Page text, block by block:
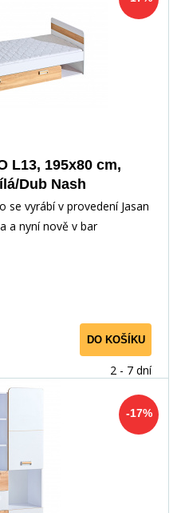
L13, 195x80 cm,
Dub Nash
se vyrábí v provedení Jasan
a nyní nově v bar
DO KOŠÍKU
2 - 7 dní
-17%